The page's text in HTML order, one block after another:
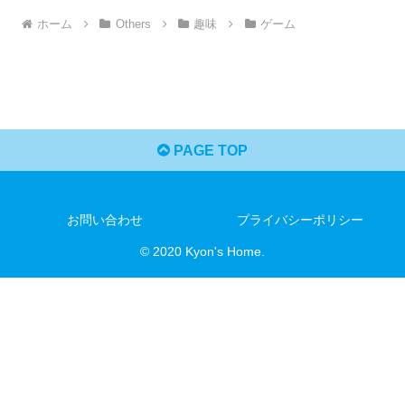
ホーム Others 趣味 ゲーム
PAGE TOP
お問い合わせ プライバシーポリシー
© 2020 Kyon's Home.